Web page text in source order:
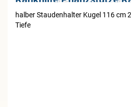
hal­ber Stau­den­hal­ter Kugel 116 cm
Tiefe